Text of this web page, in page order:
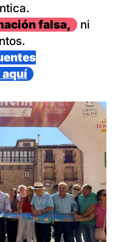
falsa,
ni